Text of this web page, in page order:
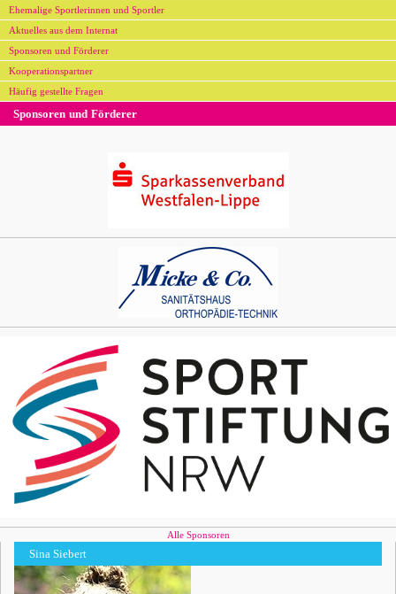
Ehemalige Sportlerinnen und Sportler
Aktuelles aus dem Internat
Sponsoren und Förderer
Kooperationspartner
Häufig gestellte Fragen
Sponsoren und Förderer
Alle Sponsoren
Sina Siebert